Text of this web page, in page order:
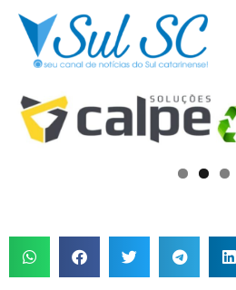
Skip
content